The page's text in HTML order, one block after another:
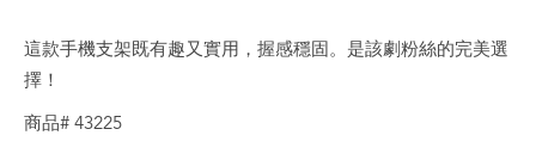
這款手機支架既有趣又實用，握感穩固。是該劇粉絲的完美選
擇！
商品# 43225